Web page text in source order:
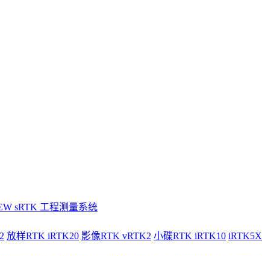
sRTK 工程测量系统
放样RTK iRTK20 影像RTK vRTK2 小碟RTK iRTK10 iRTK5X